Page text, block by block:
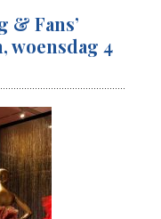
& Fans’
woensdag 4